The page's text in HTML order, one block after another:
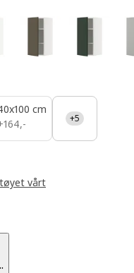
cm
164,-
164,- +5
vårt